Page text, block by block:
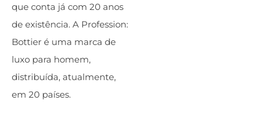
que conta já com 20 anos
de existência. A Profession:
Bottier é uma marca de
luxo para homem,
distribuída, atualmente,
em 20 países.